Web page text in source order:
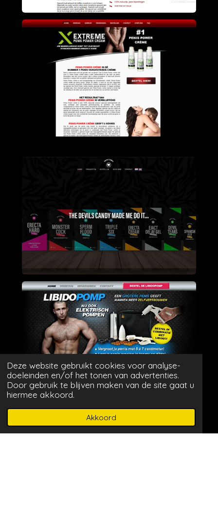
Deze website gebruikt cookies voor analyse-
doeleinden en/of het tonen van advertenties.
Door gebruik te blijven maken van de site gaat u
hiermee akkoord.
Akkoord ^